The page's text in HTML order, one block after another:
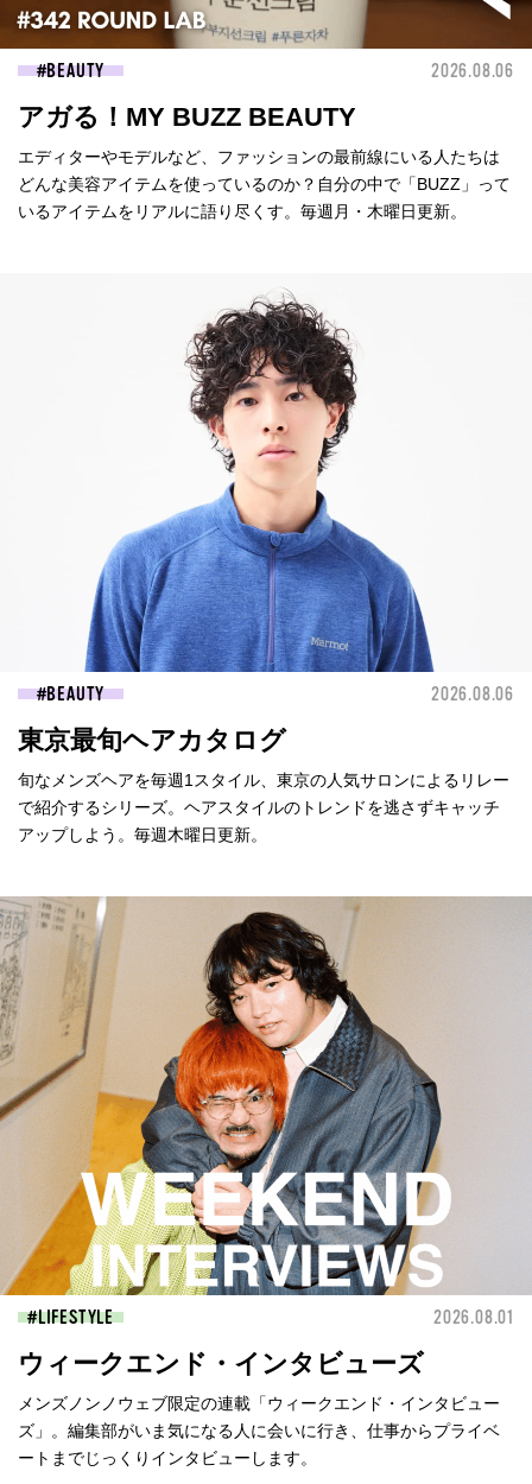
BEAUTY 2026.08.06
アガる！MY BUZZ BEAUTY
エディターやモデルなど、ファッションの最前線にいる人たちは
どんな美容アイテムを使っているのか？自分の中で「BUZZ」って
いるアイテムをリアルに語り尽くす。毎週月・木曜日更新。
BEAUTY 2026.08.06
東京最旬ヘアカタログ
旬なメンズヘアを毎週1スタイル、東京の人気サロンによるリレー
で紹介するシリーズ。ヘアスタイルのトレンドを逃さずキャッチ
アップしよう。毎週木曜日更新。
LIFESTYLE 2026.08.01
ウィークエンド・インタビューズ
メンズノンノウェブ限定の連載「ウィークエンド・インタビュー
ズ」。編集部がいま気になる人に会いに行き、仕事からプライベ
ートまでじっくりインタビューします。